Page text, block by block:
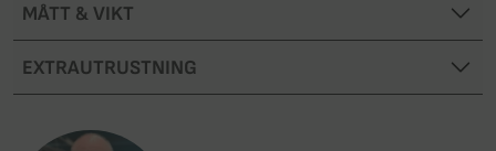
MÅTT & VIKT
EXTRAUTRUSTNING